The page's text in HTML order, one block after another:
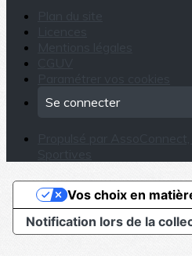
Se connecter
Notification lors de la
Vos choix en